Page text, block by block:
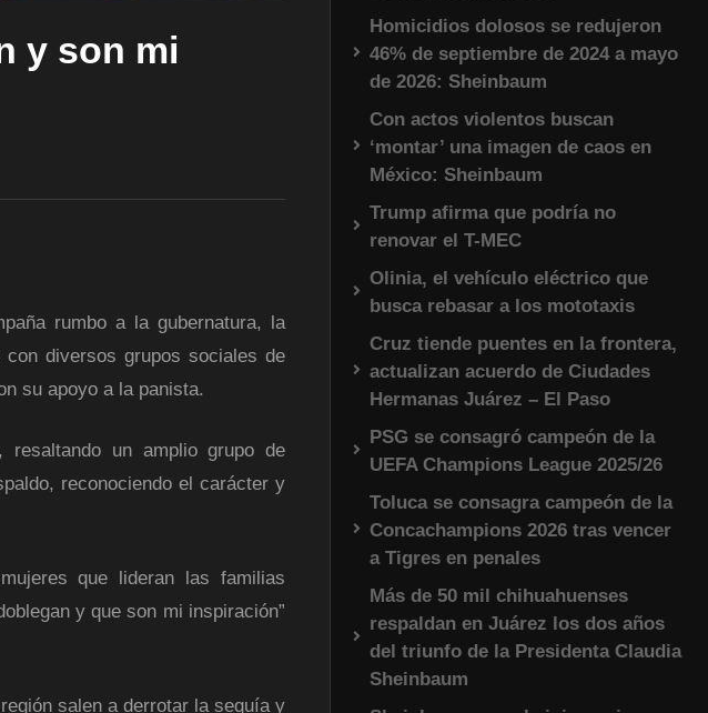
y son mi
rumbo a la gubernatura, la
diversos grupos sociales de
su apoyo a la panista.
un amplio grupo de
reconociendo el carácter y
que lideran las familias
y que son mi inspiración”
salen a derrotar la sequía y
Homicidios dolosos se redujeron
46% de septiembre de 2024 a mayo
de 2026: Sheinbaum
Con actos violentos buscan
‘montar’ una imagen de caos en
México: Sheinbaum
Trump afirma que podría no
renovar el T-MEC
Olinia, el vehículo eléctrico que
busca rebasar a los mototaxis
Cruz tiende puentes en la frontera,
actualizan acuerdo de Ciudades
Hermanas Juárez – El Paso
PSG se consagró campeón de la
UEFA Champions League 2025/26
Toluca se consagra campeón de la
Concachampions 2026 tras vencer
a Tigres en penales
Más de 50 mil chihuahuenses
respaldan en Juárez los dos años
del triunfo de la Presidenta Claudia
Sheinbaum